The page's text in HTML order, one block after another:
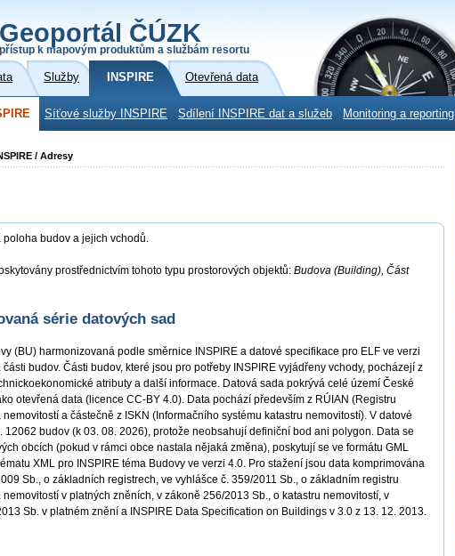
Geoportál ČÚZK
přístup k mapovým produktům a službám resortu
Služby INSPIRE Otevřená data
Síťové služby INSPIRE Sdílení INSPIRE dat a služeb Monitoring a reporting
/ Adresy
poloha budov a jejich vchodů.
prostřednictvím tohoto typu prostorových objektů: Budova (Building), Část
série datových sad
(BU) harmonizovaná podle směrnice INSPIRE a datové specifikace pro ELF ve verzi
budov. Části budov, které jsou pro potřeby INSPIRE vyjádřeny vchody, pocházejí z
atributy a další informace. Datová sada pokrývá celé území České
otevřená data (licence CC-BY 4.0). Data pochází především z RÚIAN (Registru
a částečně z ISKN (Informačního systému katastru nemovitostí). V datové
12062 budov (k 03. 08. 2026), protože neobsahují definiční bod ani polygon. Data se
obcích (pokud v rámci obce nastala nějaká změna), poskytují se ve formátu GML
XML pro INSPIRE téma Budovy ve verzi 4.0. Pro stažení jsou data komprimována
Sb., o základních registrech, ve vyhlášce č. 359/2011 Sb., o základním registru
v platných zněních, v zákoně 256/2013 Sb., o katastru nemovitostí, v
Sb. v platném znění a INSPIRE Data Specification on Buildings v 3.0 z 13. 12. 2013.